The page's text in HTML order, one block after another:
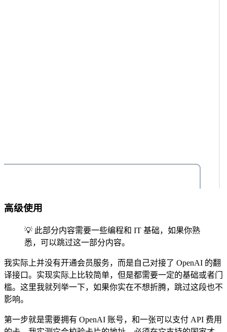
高级使用
💡 此部分内容需要一些编程和 IT 基础，如果你熟
悉，可以跳过这一部分内容。
我实际上并没有开通会员服务，而是自己对接了 OpenAI 的翻
译接口。实现实际上比较简单，但是都需要一定的基础或者门
槛。这里我就列举一下，如果你实在不想折腾，跳过这段也不
影响。
第一步就是需要拥有 OpenAI 账号，和一张可以支付 API 费用